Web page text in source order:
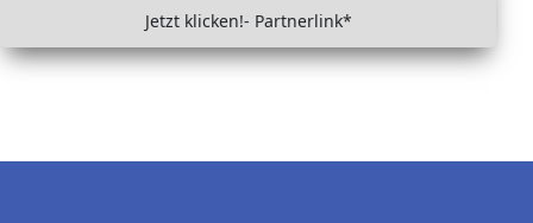
Jetzt klicken!- Partnerlink*